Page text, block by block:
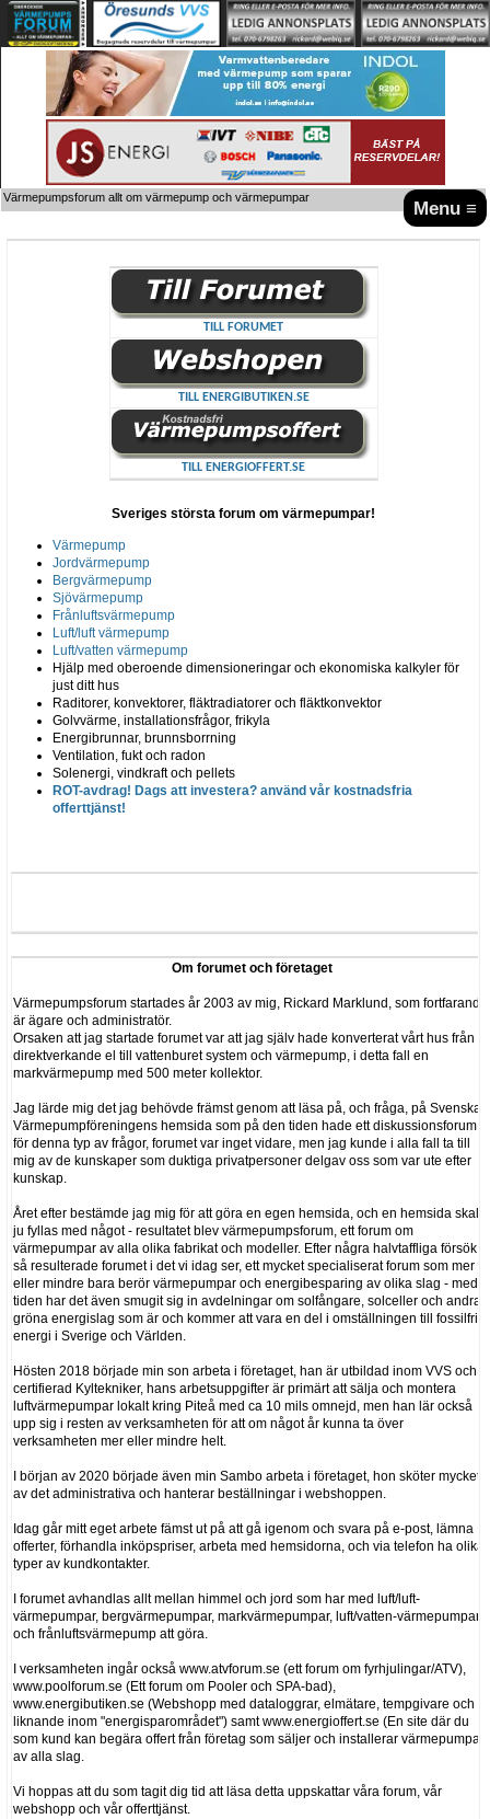
Menu ≡
Värmepumpsforum allt om värmepump och värmepumpar
TILL FORUMET
TILL ENERGIBUTIKEN.SE
TILL ENERGIOFFERT.SE
Sveriges största forum om värmepumpar!
Värmepump
Jordvärmepump
Bergvärmepump
Sjövärmepump
Frånluftsvärmepump
Luft/luft värmepump
Luft/vatten värmepump
Hjälp med oberoende dimensioneringar och ekonomiska kalkyler för
just ditt hus
Raditorer, konvektorer, fläktradiatorer och fläktkonvektor
Golvvärme, installationsfrågor, frikyla
Energibrunnar, brunnsborrning
Ventilation, fukt och radon
Solenergi, vindkraft och pellets
ROT-avdrag! Dags att investera? använd vår kostnadsfria
offerttjänst!
Om forumet och företaget
Värmepumpsforum startades år 2003 av mig, Rickard Marklund, som fortfarande
är ägare och administratör.
Orsaken att jag startade forumet var att jag själv hade konverterat vårt hus från
direktverkande el till vattenburet system och värmepump, i detta fall en
markvärmepump med 500 meter kollektor.
Jag lärde mig det jag behövde främst genom att läsa på, och fråga, på Svenska
Värmepumpföreningens hemsida som på den tiden hade ett diskussionsforum
för denna typ av frågor, forumet var inget vidare, men jag kunde i alla fall ta till
mig av de kunskaper som duktiga privatpersoner delgav oss som var ute efter
kunskap.
Året efter bestämde jag mig för att göra en egen hemsida, och en hemsida skall
ju fyllas med något - resultatet blev värmepumpsforum, ett forum om
värmepumpar av alla olika fabrikat och modeller. Efter några halvtaffliga försök
så resulterade forumet i det vi idag ser, ett mycket specialiserat forum som mer
eller mindre bara berör värmepumpar och energibesparing av olika slag - med
tiden har det även smugit sig in avdelningar om solfångare, solceller och andra
gröna energislag som är och kommer att vara en del i omställningen till fossilfri
energi i Sverige och Världen.
Hösten 2018 började min son arbeta i företaget, han är utbildad inom VVS och
certifierad Kyltekniker, hans arbetsuppgifter är primärt att sälja och montera
luftvärmepumpar lokalt kring Piteå med ca 10 mils omnejd, men han lär också
upp sig i resten av verksamheten för att om något år kunna ta över
verksamheten mer eller mindre helt.
I början av 2020 började även min Sambo arbeta i företaget, hon sköter mycket
av det administrativa och hanterar beställningar i webshoppen.
Idag går mitt eget arbete fämst ut på att gå igenom och svara på e-post, lämna
offerter, förhandla inköpspriser, arbeta med hemsidorna, och via telefon ha olika
typer av kundkontakter.
I forumet avhandlas allt mellan himmel och jord som har med luft/luft-
värmepumpar, bergvärmepumpar, markvärmepumpar, luft/vatten-värmepumpar
och frånluftsvärmepump att göra.
I verksamheten ingår också www.atvforum.se (ett forum om fyrhjulingar/ATV),
www.poolforum.se (Ett forum om Pooler och SPA-bad),
www.energibutiken.se (Webshopp med dataloggrar, elmätare, tempgivare och
liknande inom "energisparområdet") samt www.energioffert.se (En site där du
som kund kan begära offert från företag som säljer och installerar värmepumpar
av alla slag.
Vi hoppas att du som tagit dig tid att läsa detta uppskattar våra forum, vår
webshopp och vår offerttjänst.